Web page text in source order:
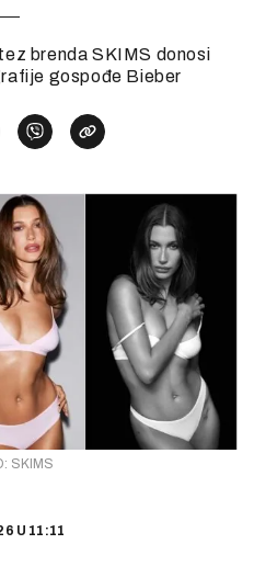
brenda SKIMS donosi
gospođe Bieber
SKIMS
U 11:11